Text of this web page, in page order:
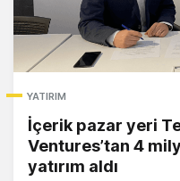
YATIRIM
İçerik pazar yeri
Ventures’tan 4
yatırım aldı